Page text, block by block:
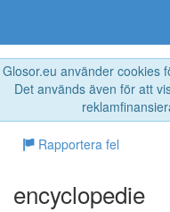
Glosor.eu använder cookies
Det används även för att
Rapportera fel
encyclopedie